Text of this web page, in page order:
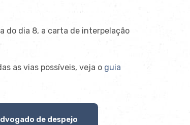
do dia 8, a carta de interpelação
as vias possíveis, veja o guia
de despejo